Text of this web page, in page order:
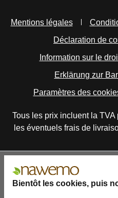
Bientôt les cookies, puis
Mentions légales
Déclaration de
Information sur le
Erklärung zur
Paramètres des
Tous les prix incluent la TVA
les éventuels frais de